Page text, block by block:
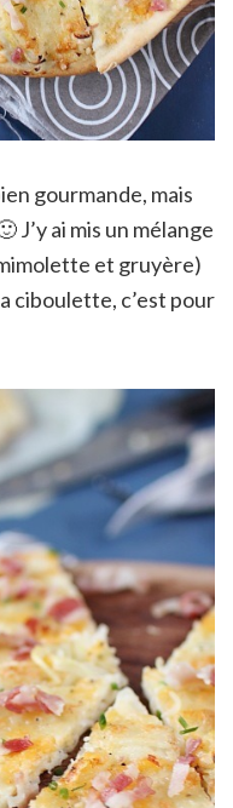
gourmande, mais
J’y ai mis un mélange
et gruyère)
ciboulette, c’est pour